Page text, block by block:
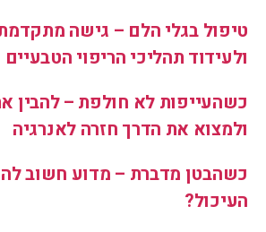
טיפול בגלי הלם – גישה
ולעידוד תהליכי הריפוי הטבעיים
כשהעייפות לא חולפת – להבין
ולמצוא את הדרך חזרה לאנרגיה
כשהבטן מדברת – מדוע חשוב
העיכול?